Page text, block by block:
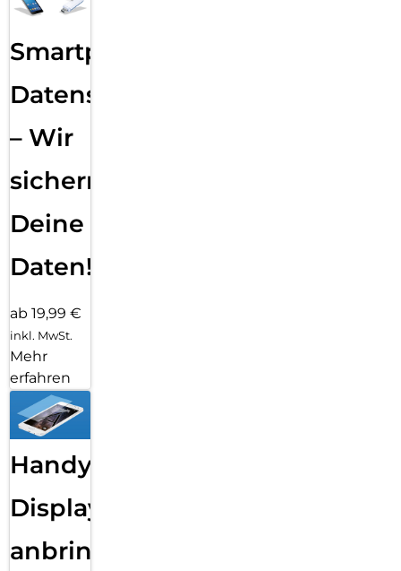
Smartphone
Datensicherung
– Wir
sichern
Deine
Daten!
ab 19,99 €
inkl. MwSt.
Mehr
erfahren
Handy
Displayfolie
anbringen